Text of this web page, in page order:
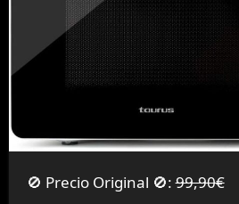
🚫 Precio Original 🚫:99,90€